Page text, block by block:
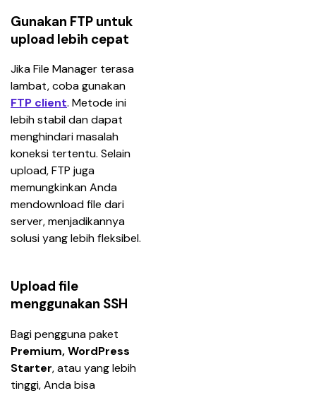
Gunakan FTP untuk
upload lebih cepat
Jika File Manager terasa
lambat, coba gunakan
FTP client. Metode ini
lebih stabil dan dapat
menghindari masalah
koneksi tertentu. Selain
upload, FTP juga
memungkinkan Anda
mendownload file dari
server, menjadikannya
solusi yang lebih fleksibel.
Upload file
menggunakan SSH
Bagi pengguna paket
Premium, WordPress
Starter, atau yang lebih
tinggi, Anda bisa